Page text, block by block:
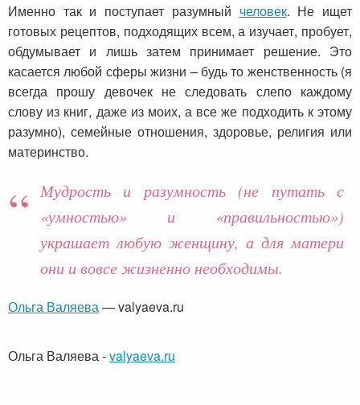
Именно так и поступает разумный человек. Не ищет
готовых рецептов, подходящих всем, а изучает, пробует,
обдумывает и лишь затем принимает решение. Это
касается любой сферы жизни – будь то женственность (я
всегда прошу девочек не следовать слепо каждому
слову из книг, даже из моих, а все же подходить к этому
разумно), семейные отношения, здоровье, религия или
материнство.
Мудрость и разумность (не путать с
«умностью» и «правильностью»)
украшает любую женщину, а для матери
они и вовсе жизненно необходимы.
Ольга Валяева — valyaeva.ru
Ольга Валяева -valyaeva.ru